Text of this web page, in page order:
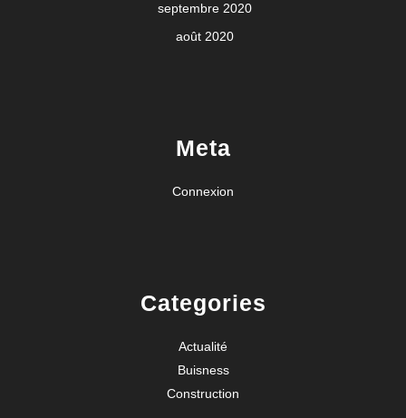
septembre 2020
août 2020
Meta
Connexion
Categories
Actualité
Buisness
Construction